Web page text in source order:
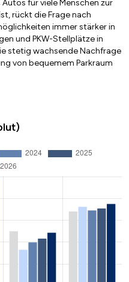
für viele Menschen zur
rückt die Frage nach
immer stärker in
und PKW-Stellplätze in
stetig wachsende Nachfrage
von bequemem Parkraum